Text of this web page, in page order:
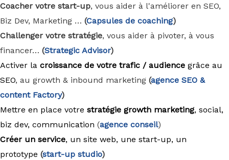
Coacher votre start-up, vous aider à l'améliorer en SEO,
Biz Dev, Marketing … (Capsules de coaching)
Challenger votre stratégie, vous aider à pivoter, à vous
financer… (Strategic Advisor)
Activer la croissance de votre trafic / audience grâce au
SEO, au growth & inbound marketing (agence SEO &
content Factory)
Mettre en place votre stratégie growth marketing, social,
biz dev, communication (agence conseil)
Créer un service, un site web, une start-up, un
prototype (start-up studio)